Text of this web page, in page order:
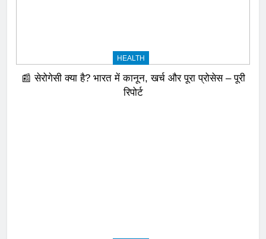
HEALTH
📰 सेरोगेसी क्या है? भारत में कानून, खर्च और पूरा प्रोसेस – पूरी
रिपोर्ट